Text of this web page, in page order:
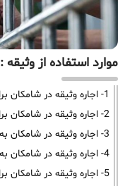
موارد استفاده از وثیقه :
1- اجاره وثیقه در شامکان برای آزادی زندانی
2- اجاره وثیقه در شامکان برای مرخصی از زندان
3- اجاره وثیقه در شامکان به عنوان تامین کیفری در دادسرا
4- اجاره وثیقه در شامکان به عنوان تامین کیفری در دادگاه
5- اجاره وثیقه در شامکان برای ارائه به بانک